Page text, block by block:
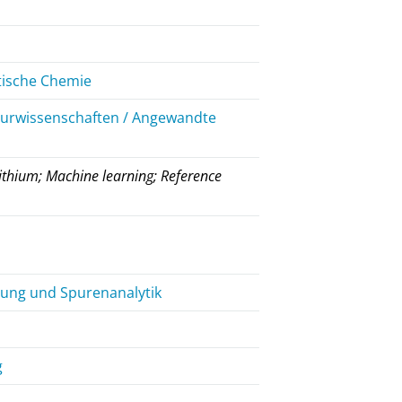
Chemie
/ Angewandte
Machine learning; Reference
und Spurenanalytik